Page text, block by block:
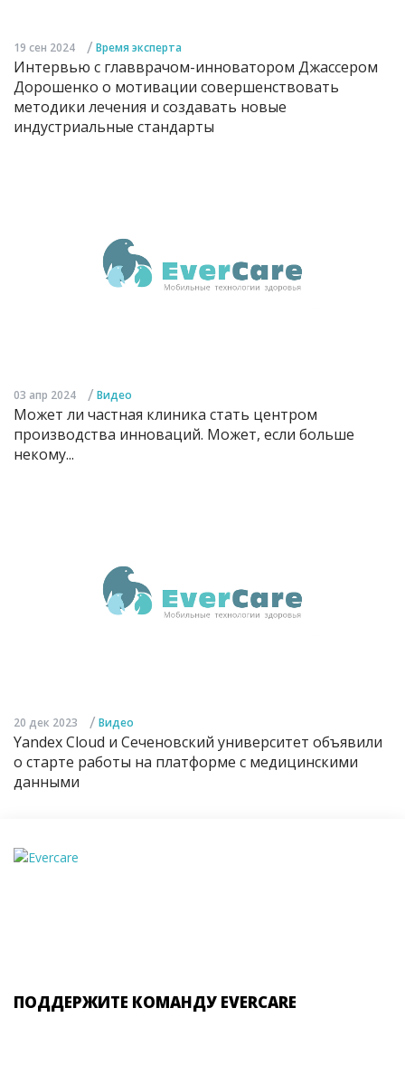
19 сен 2024 / Время эксперта
Интервью с главврачом-инноватором Джассером
Дорошенко о мотивации совершенствовать
методики лечения и создавать новые
индустриальные стандарты
03 апр 2024 / Видео
Может ли частная клиника стать центром
производства инноваций. Может, если больше
некому...
20 дек 2023 / Видео
Yandex Cloud и Сеченовский университет объявили
о старте работы на платформе с медицинскими
данными
ПОДДЕРЖИТЕ КОМАНДУ EVERCARE